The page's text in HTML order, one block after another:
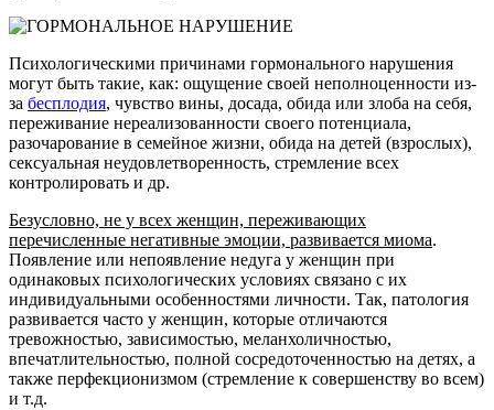
Психологическими причинами гормонального нарушения
могут быть такие, как: ощущение своей неполноценности из-
за бесплодия, чувство вины, досада, обида или злоба на себя,
переживание нереализованности своего потенциала,
разочарование в семейное жизни, обида на детей (взрослых),
сексуальная неудовлетворенность, стремление всех
контролировать и др.
Безусловно, не у всех женщин, переживающих
перечисленные негативные эмоции, развивается миома.
Появление или непоявление недуга у женщин при
одинаковых психологических условиях связано с их
индивидуальными особенностями личности. Так, патология
развивается часто у женщин, которые отличаются
тревожностью, зависимостью, меланхоличностью,
впечатлительностью, полной сосредоточенностью на детях, а
также перфекционизмом (стремление к совершенству во всем)
и т.д.